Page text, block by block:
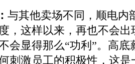
与其他卖场不同，顺电内
，这样以来，再也不会
会显得那么“功利”。高
刺激员工的积极性，这是